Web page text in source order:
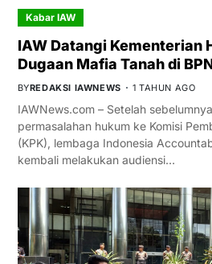
Kabar IAW
IAW Datangi Kementerian
Dugaan Mafia Tanah di
BYREDAKSI IAWNEWS 1 TAHUN AGO
IAWNews.com – Setelah
permasalahan hukum ke Komisi
(KPK), lembaga Indonesia
kembali melakukan audiensi…